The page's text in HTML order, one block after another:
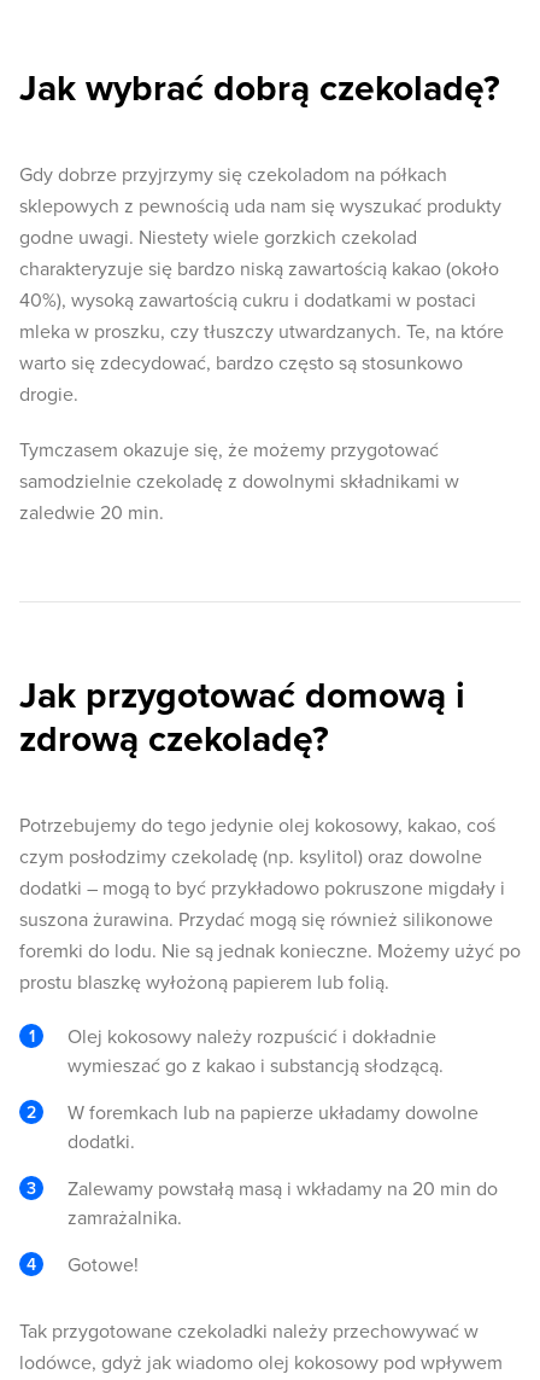
Jak wybrać dobrą czekoladę?
Gdy dobrze przyjrzymy się czekoladom na półkach
sklepowych z pewnością uda nam się wyszukać produkty
godne uwagi. Niestety wiele gorzkich czekolad
charakteryzuje się bardzo niską zawartością kakao (około
40%), wysoką zawartością cukru i dodatkami w postaci
mleka w proszku, czy tłuszczy utwardzanych. Te, na które
warto się zdecydować, bardzo często są stosunkowo
drogie.
Tymczasem okazuje się, że możemy przygotować
samodzielnie czekoladę z dowolnymi składnikami w
zaledwie 20 min.
Jak przygotować domową i
zdrową czekoladę?
Potrzebujemy do tego jedynie olej kokosowy, kakao, coś
czym posłodzimy czekoladę (np. ksylitol) oraz dowolne
dodatki – mogą to być przykładowo pokruszone migdały i
suszona żurawina. Przydać mogą się również silikonowe
foremki do lodu. Nie są jednak konieczne. Możemy użyć po
prostu blaszkę wyłożoną papierem lub folią.
Olej kokosowy należy rozpuścić i dokładnie
wymieszać go z kakao i substancją słodzącą.
W foremkach lub na papierze układamy dowolne
dodatki.
Zalewamy powstałą masą i wkładamy na 20 min do
zamrażalnika.
Gotowe!
Tak przygotowane czekoladki należy przechowywać w
lodówce, gdyż jak wiadomo olej kokosowy pod wpływem